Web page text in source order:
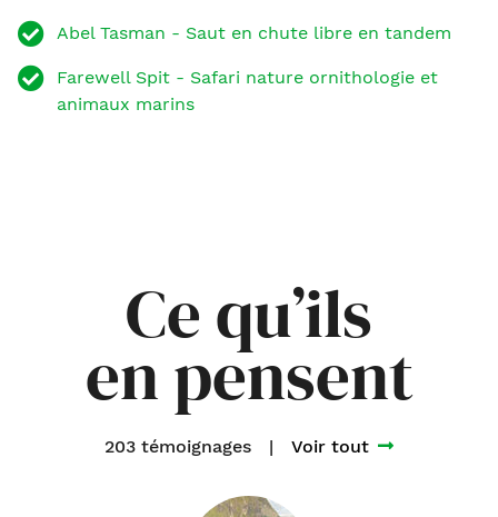
Abel Tasman - Saut en chute libre en tandem
Farewell Spit - Safari nature ornithologie et
animaux marins
Ce qu’ils
en pensent
203 témoignages | Voir tout